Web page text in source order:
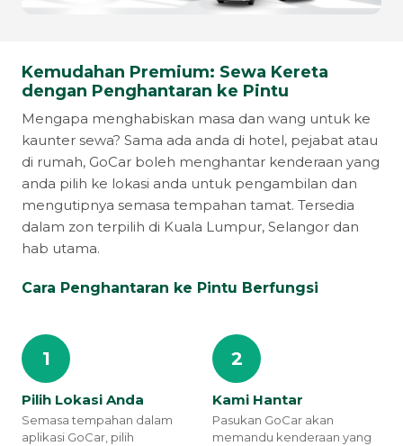
Kemudahan Premium: Sewa Kereta
dengan Penghantaran ke Pintu
Mengapa menghabiskan masa dan wang untuk ke
kaunter sewa? Sama ada anda di hotel, pejabat atau
di rumah, GoCar boleh menghantar kenderaan yang
anda pilih ke lokasi anda untuk pengambilan dan
mengutipnya semasa tempahan tamat. Tersedia
dalam zon terpilih di Kuala Lumpur, Selangor dan
hab utama.
Cara Penghantaran ke Pintu Berfungsi
1
Pilih Lokasi Anda
Semasa tempahan dalam
aplikasi GoCar, pilih
2
Kami Hantar
Pasukan GoCar akan
memandu kenderaan yang